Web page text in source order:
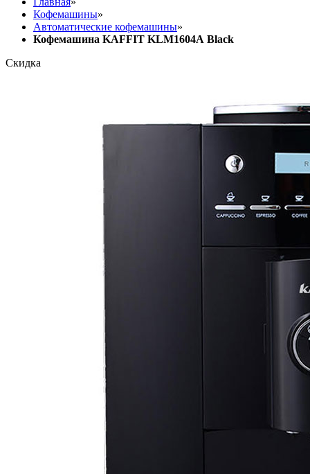
Кофемашины»
Автоматические кофемашины»
Кофемашина KAFFIT KLM1604А Black
Скидка